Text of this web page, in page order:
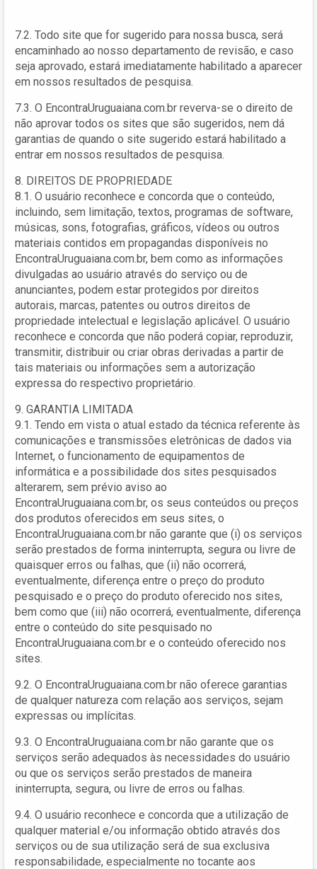
7.2. Todo site que for sugerido para nossa busca, será
encaminhado ao nosso departamento de revisão, e caso
seja aprovado, estará imediatamente habilitado a aparecer
em nossos resultados de pesquisa.
7.3. O EncontraUruguaiana.com.br reverva-se o direito de
não aprovar todos os sites que são sugeridos, nem dá
garantias de quando o site sugerido estará habilitado a
entrar em nossos resultados de pesquisa.
8. DIREITOS DE PROPRIEDADE
8.1. O usuário reconhece e concorda que o conteúdo,
incluindo, sem limitação, textos, programas de software,
músicas, sons, fotografias, gráficos, vídeos ou outros
materiais contidos em propagandas disponíveis no
EncontraUruguaiana.com.br, bem como as informações
divulgadas ao usuário através do serviço ou de
anunciantes, podem estar protegidos por direitos
autorais, marcas, patentes ou outros direitos de
propriedade intelectual e legislação aplicável. O usuário
reconhece e concorda que não poderá copiar, reproduzir,
transmitir, distribuir ou criar obras derivadas a partir de
tais materiais ou informações sem a autorização
expressa do respectivo proprietário.
9. GARANTIA LIMITADA
9.1. Tendo em vista o atual estado da técnica referente às
comunicações e transmissões eletrônicas de dados via
Internet, o funcionamento de equipamentos de
informática e a possibilidade dos sites pesquisados
alterarem, sem prévio aviso ao
EncontraUruguaiana.com.br, os seus conteúdos ou preços
dos produtos oferecidos em seus sites, o
EncontraUruguaiana.com.br não garante que (i) os serviços
serão prestados de forma ininterrupta, segura ou livre de
quaisquer erros ou falhas, que (ii) não ocorrerá,
eventualmente, diferença entre o preço do produto
pesquisado e o preço do produto oferecido nos sites,
bem como que (iii) não ocorrerá, eventualmente, diferença
entre o conteúdo do site pesquisado no
EncontraUruguaiana.com.br e o conteúdo oferecido nos
sites.
9.2. O EncontraUruguaiana.com.br não oferece garantias
de qualquer natureza com relação aos serviços, sejam
expressas ou implícitas.
9.3. O EncontraUruguaiana.com.br não garante que os
serviços serão adequados às necessidades do usuário
ou que os serviços serão prestados de maneira
ininterrupta, segura, ou livre de erros ou falhas.
9.4. O usuário reconhece e concorda que a utilização de
qualquer material e/ou informação obtido através dos
serviços ou de sua utilização será de sua exclusiva
responsabilidade, especialmente no tocante aos